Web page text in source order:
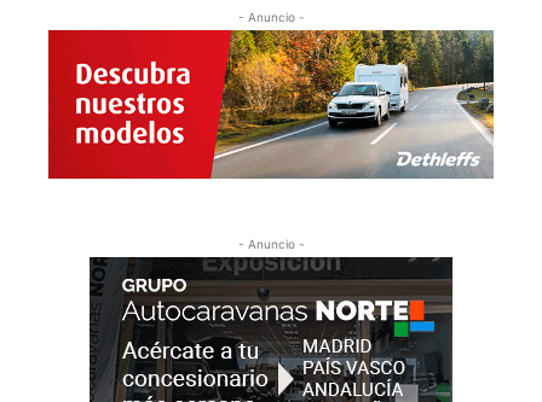
- Anuncio -
- Anuncio -